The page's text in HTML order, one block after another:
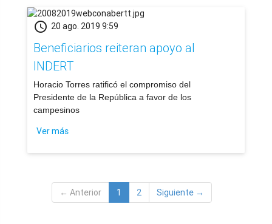
schedule 20 ago. 2019 9:59
Beneficiarios reiteran apoyo al
INDERT
Horacio Torres ratificó el compromiso del
Presidente de la República a favor de los
campesinos
Ver más
← Anterior 1 2 Siguiente →